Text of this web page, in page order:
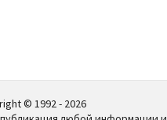
© 1992 - 2026